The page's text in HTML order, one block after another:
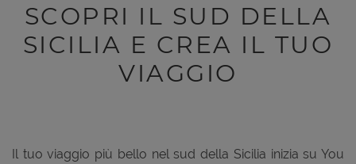
SCOPRI IL SUD DELLA
SICILIA E CREA IL TUO
VIAGGIO
Il tuo viaggio più bello nel sud della Sicilia inizia su You